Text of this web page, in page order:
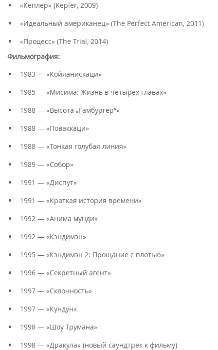
«Кеплер» (Kepler, 2009)
«Идеальный американец» (The Perfect American, 2011)
«Процесс» (The Trial, 2014)
Фильмография:
1983 — «Койяанискаци»
1985 — «Мисима: Жизнь в четырёх главах»
1988 — «Высота „Гамбургер“»
1988 — «Поваккаци»
1988 — «Тонкая голубая линия»
1989 — «Собор»
1991 — «Диспут»
1991 — «Краткая история времени»
1992 — «Анима мунди»
1992 — «Кэндимэн»
1995 — «Кэндимэн 2: Прощание с плотью»
1996 — «Секретный агент»
1997 — «Склонность»
1997 — «Кундун»
1998 — «Шоу Трумана»
1998 — «Дракула» (новый саундтрек к фильму)